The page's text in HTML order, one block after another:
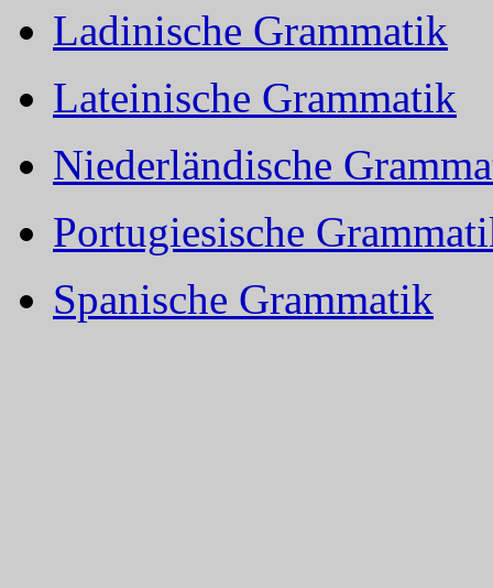
Ladinische Grammatik
Lateinische Grammatik
Niederländische
Portugiesische
Spanische Grammatik